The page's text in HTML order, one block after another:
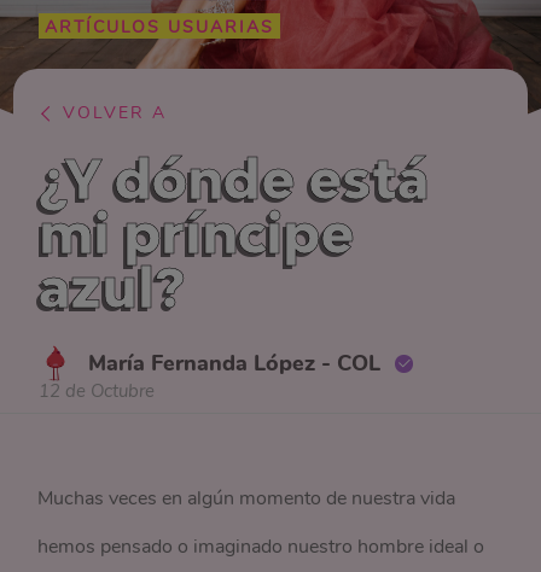
ARTÍCULOS USUARIAS
VOLVER A
¿Y dónde está
mi príncipe
azul?
María Fernanda López - COL
12 de Octubre
Muchas veces en algún momento de nuestra vida
hemos pensado o imaginado nuestro hombre ideal o